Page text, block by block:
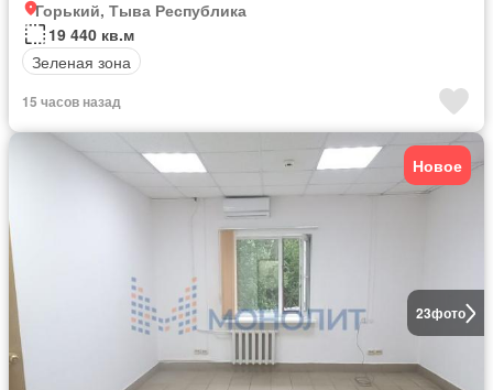
Горький, Тыва Республика
19 440 кв.м
Зеленая зона
15 часов назад
23фото
Новое